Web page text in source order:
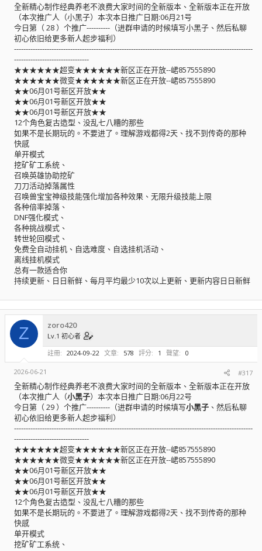
全新精心制作经典养老不浪费大家时间的全新版本、全新版本正在开放
（本次推广人（小黑子）本次本日推广日期:06月21号
今日第（ 28 ）个推广----------（进群申请的时候填写小黑子、然后私聊
初心依旧给更多新人起步福利）
------------------------------------------------------------------------------------------------------
--------------------------------
★★★★★★超变★★★★★★新区正在开放--峮857555890
★★★★★★微变★★★★★★新区正在开放--峮857555890
★★06月01号新区开放★★
★★06月01号新区开放★★
★★06月01号新区开放★★
12个角色复古造型、没乱七八糟的那些
如果不是长期玩的。不要进了。理解游戏都得2天、找不到传奇的那种
快感
单开模式
挖矿矿工系统、
召唤英雄协助挖矿
刀刀活动掉落属性
召唤兽宝宝神级技能强化增加各种效果、无限升级技能上限
各种倍率掉落、
DNF强化模式、
各种挑战模式、
转世轮回模式、
免费全自动挂机、自选难度、自选挂机活动、
离线挂机模式
总有一款适合你
持续更新、日日新鲜、每月平均最少10次以上更新、更新内容日日新鲜
Z zoro420
Lv.1 初心者
註冊
2024-09-22 文章 578 評分 1 聲望 0
2026-06-21 #317
全新精心制作经典养老不浪费大家时间的全新版本、全新版本正在开放
（本次推广人（小黑子）本次本日推广日期:06月22号
今日第（ 29 ）个推广----------（进群申请的时候填写小黑子 、然后私聊
初心依旧给更多新人起步福利）
------------------------------------------------------------------------------------------------------
--------------------------------
★★★★★★超变★★★★★★新区正在开放--峮857555890
★★★★★★微变★★★★★★新区正在开放--峮857555890
★★06月01号新区开放★★
★★06月01号新区开放★★
★★06月01号新区开放★★
12个角色复古造型、没乱七八糟的那些
如果不是长期玩的。不要进了。理解游戏都得2天、找不到传奇的那种
快感
单开模式
挖矿矿工系统、